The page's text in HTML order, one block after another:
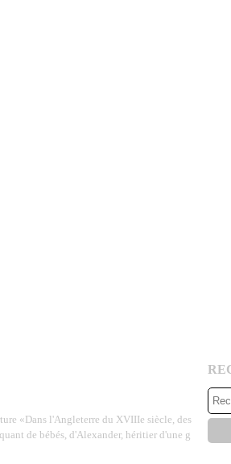
«Dans l'Angleterre du XVIIIe siècle, des
de bébés, d'Alexander, héritier d'une g